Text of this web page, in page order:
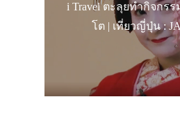
i Travel ตะลุยทำกิจกรร
โต | เที่ยวญี่ปุ่น :